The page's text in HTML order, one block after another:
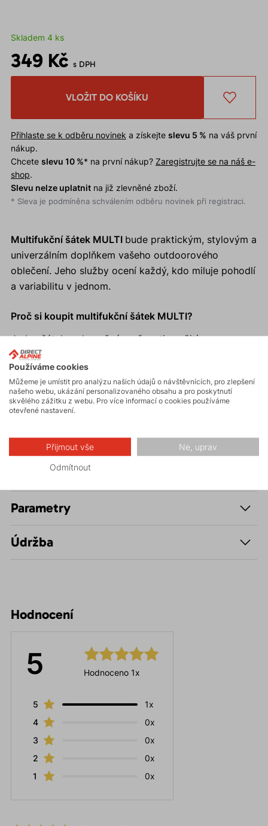
Skladem 4 ks
349 Kč s DPH
VLOŽIT DO KOŠÍKU
Přihlaste se k odběru novinek a získejte slevu 5 % na váš první
nákup.
Chcete slevu 10 %* na první nákup? Zaregistrujte se na náš e-
shop.
Slevu nelze uplatnitna již zlevněné zboží.
* Sleva je podmíněna schválením odběru novinek při registraci.
Multifukční šátek MULTI bude praktickým, stylovým a
univerzálním doplňkem vašeho outdoorového
oblečení. Jeho služby ocení každý, kdo miluje pohodlí
a variabilitu v jednom.
Proč si koupit multifukční šátek MULTI?
Jeden šátek, nekonečné možnosti využití.
Příjemný materiál, který nedráždí pokožku.
K dispozici v různých barvách a designech.
Kvalitní mikrovlákno zajišťuje dlouhou životnost.
Snadno se vejde do kapsy nebo batohu.
Parametry
Údržba
Hodnocení
5 Hodnoceno 1x
5
1x
4
0x
3
0x
2
0x
1
0x
Používáme cookies
Můžeme je umístit pro analýzu našich údajů o návštěvnících, pro zlepšení
našeho webu, ukázání personalizovaného obsahu a pro poskytnutí
skvělého zážitku z webu. Pro více informací o cookies používáme
otevřené nastavení.
Přijmout vše Ne, uprav
Odmítnout